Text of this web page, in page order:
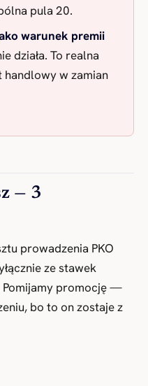
pula 20.
warunek premii
działa. To realna
handlowy w zamian
— 3
prowadzenia PKO
ze stawek
Pomijamy promocję —
bo to on zostaje z